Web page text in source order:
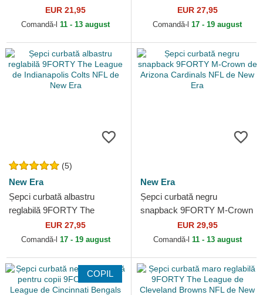
League de Kansas City
Chiefs NFL de New Era
EUR 21,95
Comandă-l 11 - 13 august
Cincinnati Bengals NFL de
New Era
EUR 27,95
Comandă-l 17 - 19 august
(5)
New Era
Șepci curbată albastru
reglabilă 9FORTY The
League de Indianapolis Colts
NFL de New Era
EUR 27,95
Comandă-l 17 - 19 august
New Era
Șepci curbată negru
snapback 9FORTY M-Crown
de Arizona Cardinals NFL de
New Era
EUR 29,95
Comandă-l 11 - 13 august
COPIL